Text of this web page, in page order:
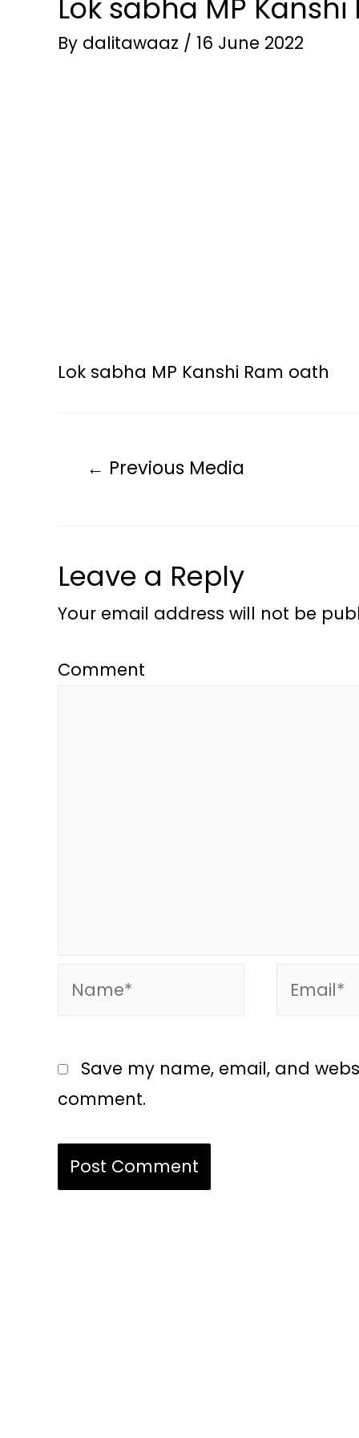
Lok sabha MP
By dalitawaaz / 16 June 2022
Lok sabha MP Kanshi Ram oath
← Previous Media
Leave a Reply
Your email address will not be
Comment
Save my name, email, and
comment.